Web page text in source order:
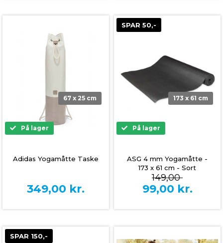
67 x 25 cm
På lager
Adidas Yogamåtte Taske
349,00 kr.
SPAR 50,-
173 x 61 cm
På lager
ASG 4 mm Yogamåtte -
173 x 61 cm - Sort
149,00
99,00 kr.
SPAR 150,-